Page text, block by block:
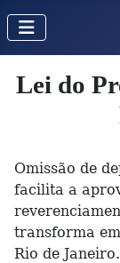
Lei do
Omissão de
facilita a
transforma
Rio de Janeiro.